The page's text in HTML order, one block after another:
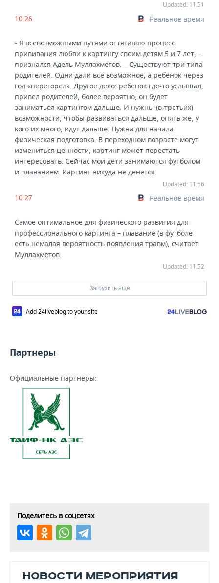
Updated: 11:51
10:26 Реальное время
- Я всевозможными путями оттягиваю процесс
прививания любви к картингу своим детям 5 и 7 лет, –
признался Адель Муллахметов. – Существуют три типа
родителей. Одни дали все возможное, а ребенок через
год «перегорел». Другое дело: ребенок где-то услышал,
привел родителей, более вероятно, он будет
заниматься картингом дальше. И нужны (в-третьих)
возможности, чтобы развиваться дальше, опять же, у
кого их много, идут дальше. Нужна для начала
физическая подготовка. В переходном возрасте могут
измениться ценности, картинг может перестать
интересовать. Сейчас мои дети занимаются футболом
и плаванием. Картинг никуда не денется.
Updated: 11:56
10:27 Реальное время
Самое оптимальное для физического развития для
профессионального картинга – плавание (в футболе
есть немалая вероятность появления травм), считает
Муллахметов.
Updated: 11:52
Загрузить еще
Add 24liveblog to your site
Партнеры
Официальные партнеры:
Поделитесь в соцсетях
НОВОСТИ МЕРОПРИЯТИЯ